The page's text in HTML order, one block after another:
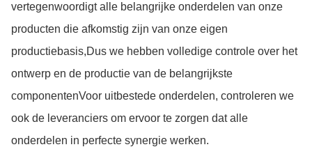
vertegenwoordigt alle belangrijke onderdelen van onze
producten die afkomstig zijn van onze eigen
productiebasis,Dus we hebben volledige controle over het
ontwerp en de productie van de belangrijkste
componentenVoor uitbestede onderdelen, controleren we
ook de leveranciers om ervoor te zorgen dat alle
onderdelen in perfecte synergie werken.